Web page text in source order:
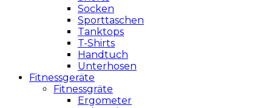
Socken
Sporttaschen
Tanktops
T-Shirts
Handtuch
Unterhosen
Fitnessgeräte
Fitnessgräte
Ergometer